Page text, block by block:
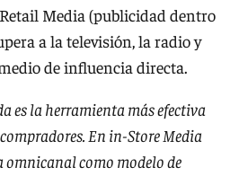
Media (publicidad dentro
a la televisión, la radio y
de influencia directa.
es la herramienta más efectiva
En in-Store Media
como modelo de